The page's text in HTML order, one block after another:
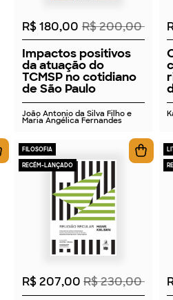
R$ 180,00 R$ 200,00
Impactos positivos
da atuação do
TCMSP no cotidiano
de São Paulo
João Antonio da Silva Filho e
Maria Angélica Fernandes
FILOSOFIA
RECÉM-LANÇADO
2026
R$ 207,00 R$ 230,00